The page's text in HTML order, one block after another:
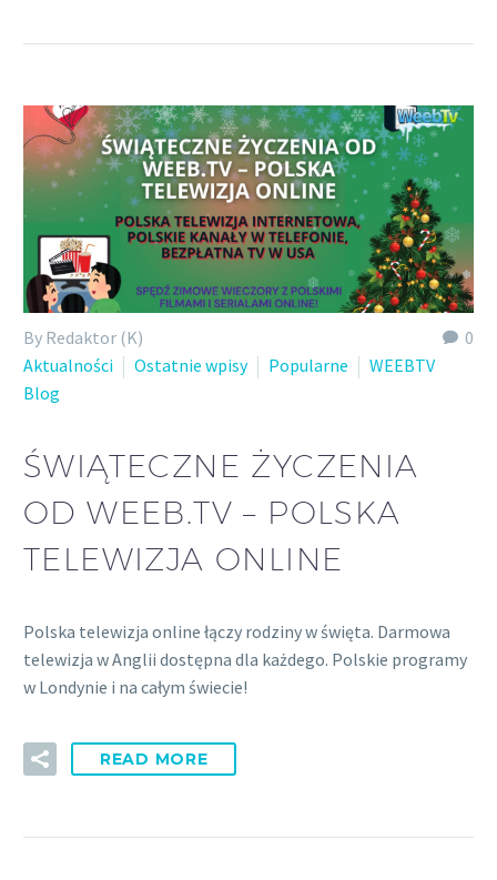
0
By Redaktor (K)
Aktualności
Ostatnie wpisy Popularne
WEEBTV
Blog
ŚWIĄTECZNE ŻYCZENIA
OD WEEB.TV – POLSKA
TELEWIZJA ONLINE
Polska telewizja online łączy rodziny w święta. Darmowa
telewizja w Anglii dostępna dla każdego. Polskie programy
w Londynie i na całym świecie!
READ MORE